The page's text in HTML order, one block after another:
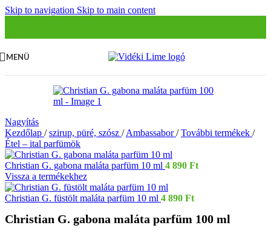
Skip to navigation Skip to main content
MENÜ
Nagyítás
Kezdőlap / szirup, püré, szósz / Ambassabor/ További termékek /
Étel – ital parfümök
Christian G. gabona maláta parfüm 10 ml 4 890 Ft
Vissza a termékekhez
Christian G. füstölt maláta parfüm 10 ml 4 890 Ft
Christian G. gabona maláta parfüm 100 ml